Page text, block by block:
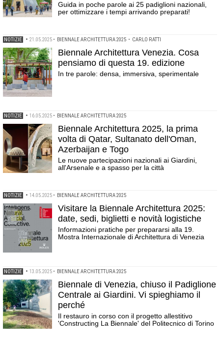
Guida in poche parole ai 25 padiglioni nazionali,
per ottimizzare i tempi arrivando preparati!
NOTIZIE • 21.05.2025 • BIENNALE ARCHITETTURA 2025 • CARLO RATTI
Biennale Architettura Venezia. Cosa
pensiamo di questa 19. edizione
In tre parole: densa, immersiva, sperimentale
NOTIZIE • 16.05.2025 • BIENNALE ARCHITETTURA 2025
Biennale Architettura 2025, la prima
volta di Qatar, Sultanato dell'Oman,
Azerbaijan e Togo
Le nuove partecipazioni nazionali ai Giardini,
all'Arsenale e a spasso per la città
NOTIZIE • 14.05.2025 • BIENNALE ARCHITETTURA 2025
Visitare la Biennale Architettura 2025:
date, sedi, biglietti e novità logistiche
Informazioni pratiche per prepararsi alla 19.
Mostra Internazionale di Architettura di Venezia
NOTIZIE • 13.05.2025 • BIENNALE ARCHITETTURA 2025
Biennale di Venezia, chiuso il Padiglione
Centrale ai Giardini. Vi spieghiamo il
perché
Il restauro in corso con il progetto allestitivo
'Constructing La Biennale' del Politecnico di Torino